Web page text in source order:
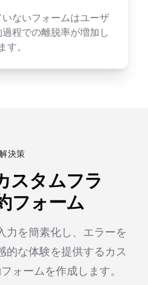
ないフォームはユーザ
程での離脱率が増加し
ます。
決策
スタムフラ
フォーム
力を簡素化し、エラーを
的な体験を提供するカス
ォームを作成します。